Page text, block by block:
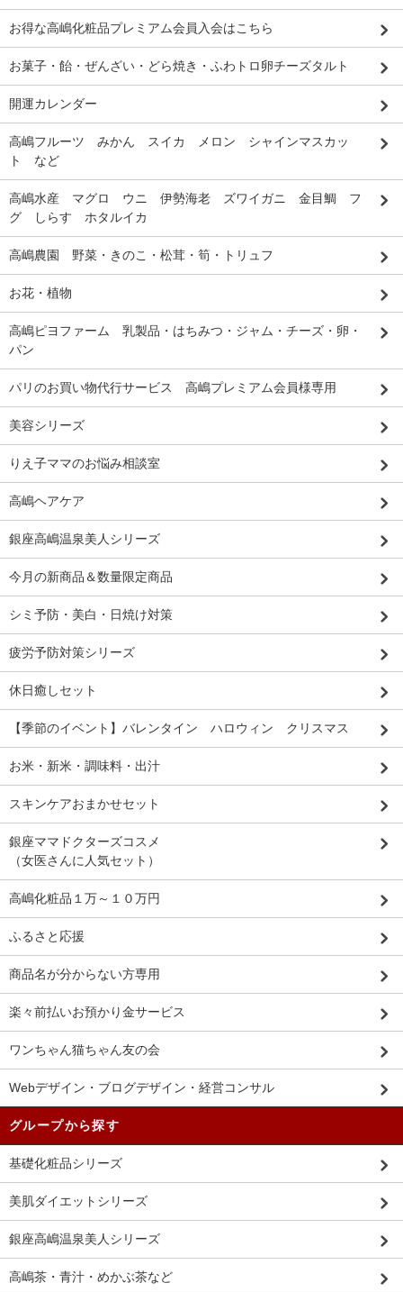
お得な高嶋化粧品プレミアム会員入会はこちら
お菓子・飴・ぜんざい・どら焼き・ふわトロ卵チーズタルト
開運カレンダー
高嶋フルーツ みかん スイカ メロン シャインマスカッ
ト など
高嶋水産 マグロ ウニ 伊勢海老 ズワイガニ 金目鯛 フ
グ しらす ホタルイカ
高嶋農園 野菜・きのこ・松茸・筍・トリュフ
お花・植物
高嶋ピヨファーム 乳製品・はちみつ・ジャム・チーズ・卵・
パン
パリのお買い物代行サービス 高嶋プレミアム会員様専用
美容シリーズ
りえ子ママのお悩み相談室
高嶋ヘアケア
銀座高嶋温泉美人シリーズ
今月の新商品＆数量限定商品
シミ予防・美白・日焼け対策
疲労予防対策シリーズ
休日癒しセット
【季節のイベント】バレンタイン ハロウィン クリスマス
お米・新米・調味料・出汁
スキンケアおまかせセット
銀座ママドクターズコスメ
（女医さんに人気セット）
高嶋化粧品１万～１０万円
ふるさと応援
商品名が分からない方専用
楽々前払いお預かり金サービス
ワンちゃん猫ちゃん友の会
Webデザイン・ブログデザイン・経営コンサル
グループから探す
基礎化粧品シリーズ
美肌ダイエットシリーズ
銀座高嶋温泉美人シリーズ
高嶋茶・青汁・めかぶ茶など